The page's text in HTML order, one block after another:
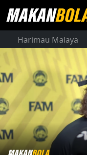
Harimau Malaya